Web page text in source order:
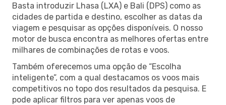
Basta introduzir Lhasa (LXA) e Bali (DPS) como as
cidades de partida e destino, escolher as datas da
viagem e pesquisar as opções disponíveis. O nosso
motor de busca encontra as melhores ofertas entre
milhares de combinações de rotas e voos.
Também oferecemos uma opção de “Escolha
inteligente”, com a qual destacamos os voos mais
competitivos no topo dos resultados da pesquisa. E
pode aplicar filtros para ver apenas voos de